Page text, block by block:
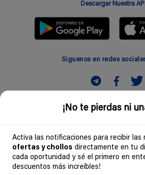
¡No te pierdas ni
Activa las notificaciones para recibir las
ofertas y chollos directamente en tu
cada oportunidad y sé el primero en
descuentos más increíbles!
Descargar Nuestra
Siguenos en redes
Comunidad